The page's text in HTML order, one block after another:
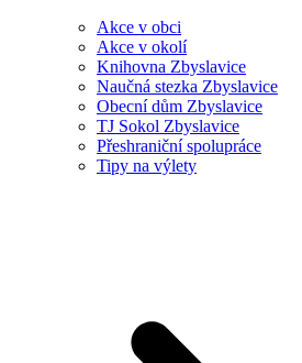
Akce v obci
Akce v okolí
Knihovna Zbyslavice
Naučná stezka Zbyslavice
Obecní dům Zbyslavice
TJ Sokol Zbyslavice
Přeshraniční spolupráce
Tipy na výlety